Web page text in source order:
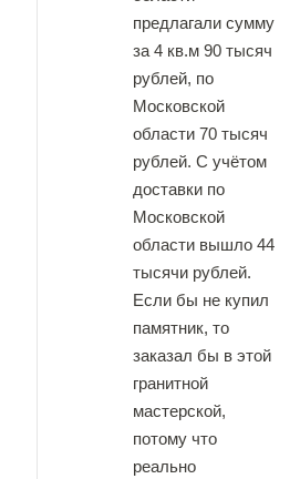
предлагали сумму
за 4 кв.м 90 тысяч
рублей, по
Московской
области 70 тысяч
рублей. С учётом
доставки по
Московской
области вышло 44
тысячи рублей.
Если бы не купил
памятник, то
заказал бы в этой
гранитной
мастерской,
потому что
реально